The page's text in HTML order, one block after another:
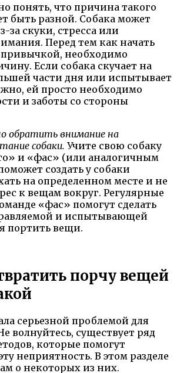
понять, что причина такого
быть разной. Собака может
за скуки, стресса или
Перед тем как начать
привычкой, необходимо
Если собака скучает на
части дня или испытывает
ей просто необходимо
и заботы со стороны
обратить внимание на
собаки. Учите свою собаку
и «фас» (или аналогичным
создать у собаки
на определенном месте и не
к вещам вокруг. Регулярные
«фас» помогут сделать
и испытывающей
портить вещи.
порчу вещей
серьезной проблемой для
волнуйтесь, существует ряд
которые помогут
неприятность. В этом разделе
о некоторых из них.